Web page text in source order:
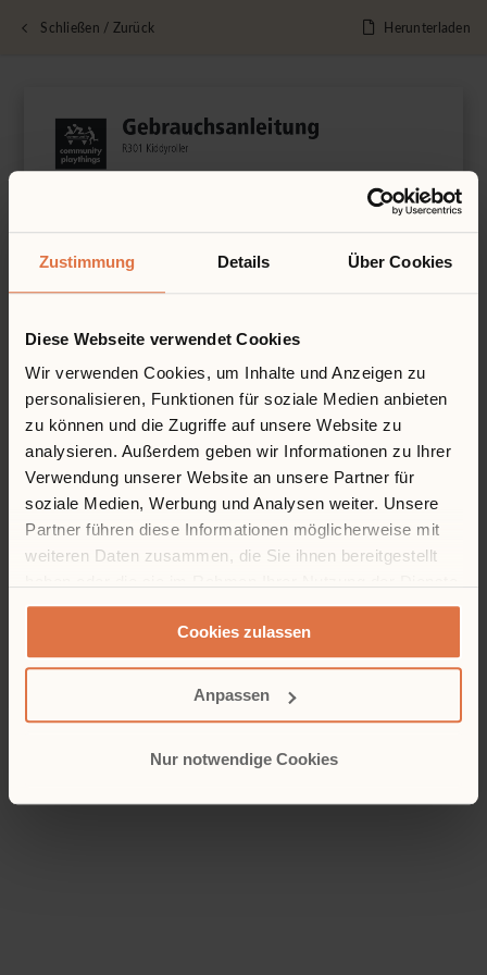
Zustimmung Details Über Cookies
Diese Webseite verwendet Cookies
Wir verwenden Cookies, um Inhalte und Anzeigen zu
personalisieren, Funktionen für soziale Medien anbieten
zu können und die Zugriffe auf unsere Website zu
analysieren. Außerdem geben wir Informationen zu Ihrer
Verwendung unserer Website an unsere Partner für
soziale Medien, Werbung und Analysen weiter. Unsere
Partner führen diese Informationen möglicherweise mit
weiteren Daten zusammen, die Sie ihnen bereitgestellt
gesammelt haben.
Cookies zulassen
Anpassen
Nur notwendige Cookies
Schließen / Zurück Herunterladen